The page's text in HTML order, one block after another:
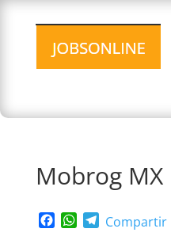
Mobrog MX
Facebook
WhatsApp
Telegram
Compartir